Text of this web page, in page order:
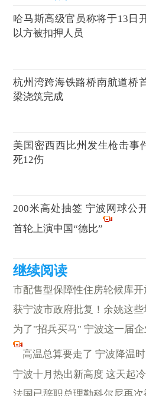
哈马斯高级官员称将于13日
以方被扣押人员
杭州湾跨海铁路桥南航道桥
梁浇筑完成
美国密西西比州发生枪击事
死12伤
200米高处抽签 宁波网球公
首轮上演中国“德比”
市配售型保障性住房轮候库
获宁波市政府批复！余姚这
为了"招兵买马" 宁波这一届
高温总算要走了 宁波降温
宁波十月热出新高度 这天起